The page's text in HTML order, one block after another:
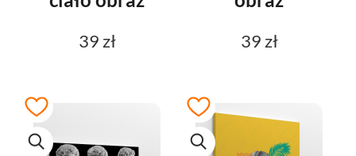
39 zł 39 zł